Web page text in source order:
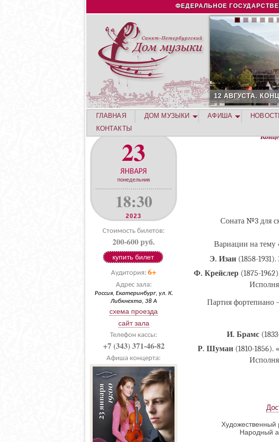
ФЕДЕРАЛЬНОЕ
12 АВГУСТА.
23
ЯНВАРЯ
понедельник
18:30
2023
Стоимость билетов:
200-600 руб.
купить билет
Аудитория: 6+
Адрес зала:
Россия, Екатеринбург, ул. К.
Либкнехта, 38 А
схема проезда
сайт зала
Телефон кассы:
+7 (343) 371-46-82
Афиша концерта:
Соната №3 для
Вариации на тему
Э. Изаи(1858-1931).
Ф. Крейслер (1875-
Партия фортепиано
И. Брамс
Р. Шуман(1810-1856).
Художественный
Народный
ГЛАВНАЯ ДОМ МУЗЫКИ АФИША
КОНТАКТЫ